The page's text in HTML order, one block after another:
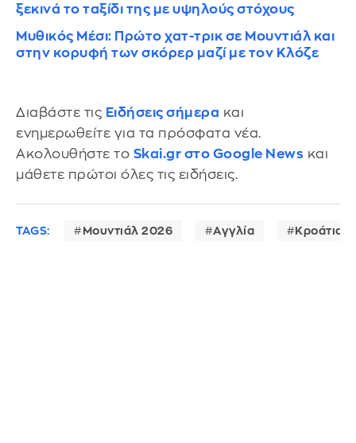
ξεκινά το ταξίδι της με υψηλούς στόχους
Μυθικός Μέσι: Πρώτο χατ-τρικ σε Μουντιάλ και
στην κορυφή των σκόρερ μαζί με τον Κλόζε
Διαβάστε τις Ειδήσεις σήμερα και
ενημερωθείτε για τα πρόσφατα νέα.
Ακολουθήστε το Skai.gr στο Google News και
μάθετε πρώτοι όλες τις ειδήσεις.
TAGS: Μουντιάλ 2026 Αγγλία Κροάτια